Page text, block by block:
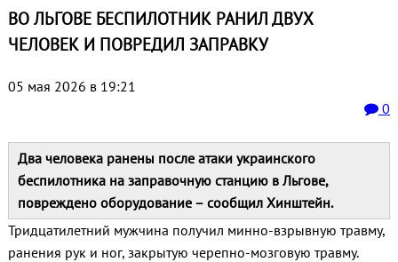
ВО ЛЬГОВЕ БЕСПИЛОТНИК РАНИЛ ДВУХ
ЧЕЛОВЕК И ПОВРЕДИЛ ЗАПРАВКУ
05 мая 2026 в 19:21
0
Два человека ранены после атаки украинского
беспилотника на заправочную станцию в Льгове,
повреждено оборудование – сообщил Хинштейн.
Тридцатилетний мужчина получил минно‑взрывную травму,
ранения рук и ног, закрытую черепно‑мозговую травму.